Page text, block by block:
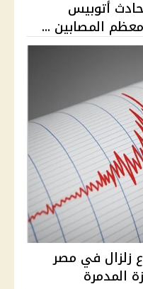
13 في حادث أتوبيس
المصابين ...
زلزال في مصر
المدمرة